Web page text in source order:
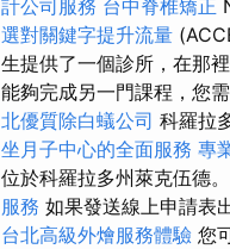
計公司服務 台中脊椎矯正
選對關鍵字提升流量
生提供了一個診所，在那
能夠完成另一門課程，您
北優質除白蟻公司 科羅拉
坐月子中心的全面服務 專
位於科羅拉多州萊克伍德。
服務 如果發送線上申請表
台北高級外燴服務體驗 您